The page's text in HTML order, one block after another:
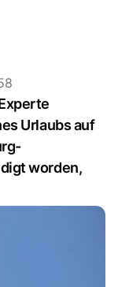
Urlaubs auf
worden,